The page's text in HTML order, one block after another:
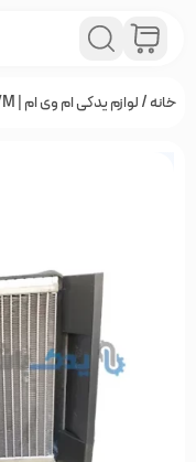
خانه/لوازم یدکی ام وی ام | MVM